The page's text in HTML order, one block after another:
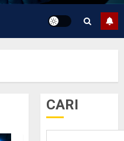
CARI